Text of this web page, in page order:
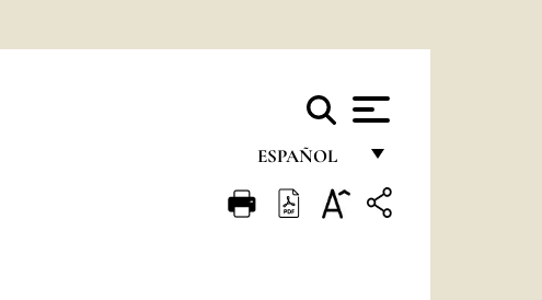
ESPAÑOL
FRANÇAIS